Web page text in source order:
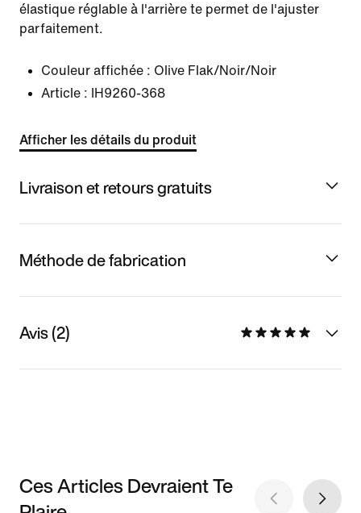
élastique réglable à l'arrière te permet de l'ajuster
parfaitement.
Couleur affichée : Olive Flak/Noir/Noir
Article :
IH9260-368
Afficher les détails du produit
Livraison et retours gratuits
Méthode de fabrication
Avis (2)
Ces Articles Devraient Te